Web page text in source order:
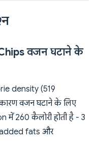
वजन घटाने के
density (519
वजन घटाने के लिए
260 कैलोरी होती है - 3
added fats और